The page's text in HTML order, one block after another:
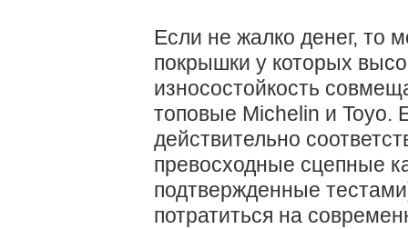
Если не жалко денег, то
покрышки у которых
износостойкость
топовые Michelin и Toyo.
действительно
превосходные сцепные
подтвержденные
потратиться на